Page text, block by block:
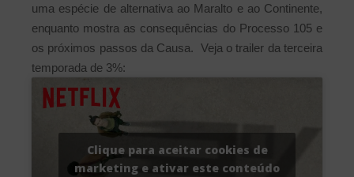
uma espécie de alternativa ao Maralto e ao Continente,
enquanto mostra as consequências do Processo 105 e
os próximos passos da Causa. Veja o trailer da terceira
temporada de 3%:
Clique para aceitar cookies de
marketing e ativar este conteúdo